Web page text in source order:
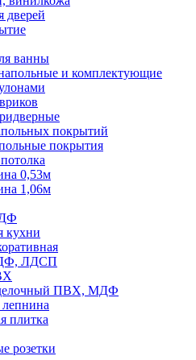
дверей
ванны
и комплектующие
покрытий
покрытия
0,53м
1,06м
кухни
ЛДСП
ПВХ, МДФ
плитка
розетки